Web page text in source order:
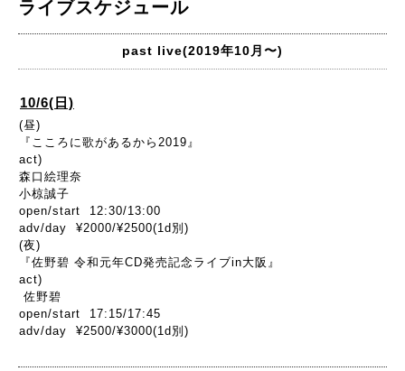
ライブスケジュール
past live(2019年10月〜)
10/6(日)
(昼)
『こころに歌があるから2019』
act)
森口絵理奈
小椋誠子
open/start 12:30/13:00
adv/day ¥2000/¥2500(1d別)
(夜)
『佐野碧 令和元年CD発売記念ライブin大阪』
act)
佐野碧
open/start 17:15/17:45
adv/day ¥2500/¥3000(1d別)